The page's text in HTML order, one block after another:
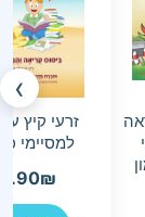
זרעי קיץ
למסיימי
₪
›